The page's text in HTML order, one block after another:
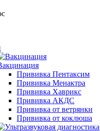
Прививка Пентаксим
Прививка Менактра
Прививка Хаврикс
Прививка АКДС
Прививка от ветрянки
Прививка от коклюша